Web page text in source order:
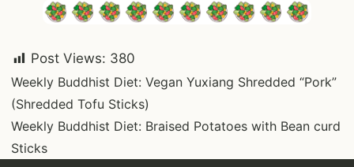
Post Views: 380
Post
navigation
Weekly Buddhist Diet: Vegan Yuxiang Shredded “Pork”
(Shredded Tofu Sticks)
Weekly Buddhist Diet: Braised Potatoes with Bean curd
Sticks